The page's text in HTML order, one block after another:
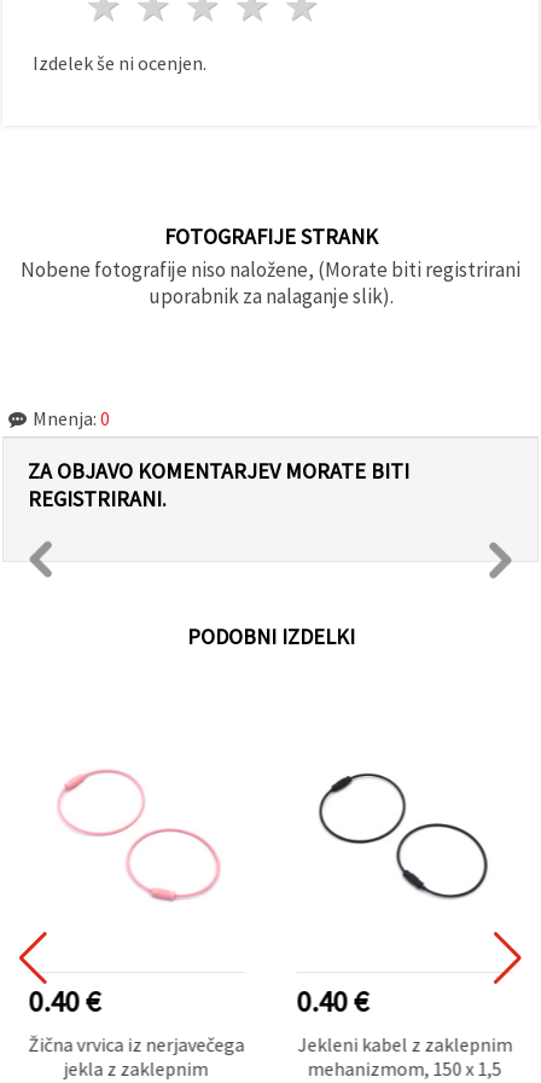
Izdelek še ni ocenjen.
FOTOGRAFIJE STRANK
Nobene fotografije niso naložene, (Morate biti registrirani
uporabnik za nalaganje slik).
Mnenja: 0
ZA OBJAVO KOMENTARJEV MORATE BITI
REGISTRIRANI.
PODOBNI IZDELKI
0.40 €
Žična vrvica iz nerjavečega
jekla z zaklepnim
0.40 €
Jekleni kabel z zaklepnim
mehanizmom, 150 x 1,5